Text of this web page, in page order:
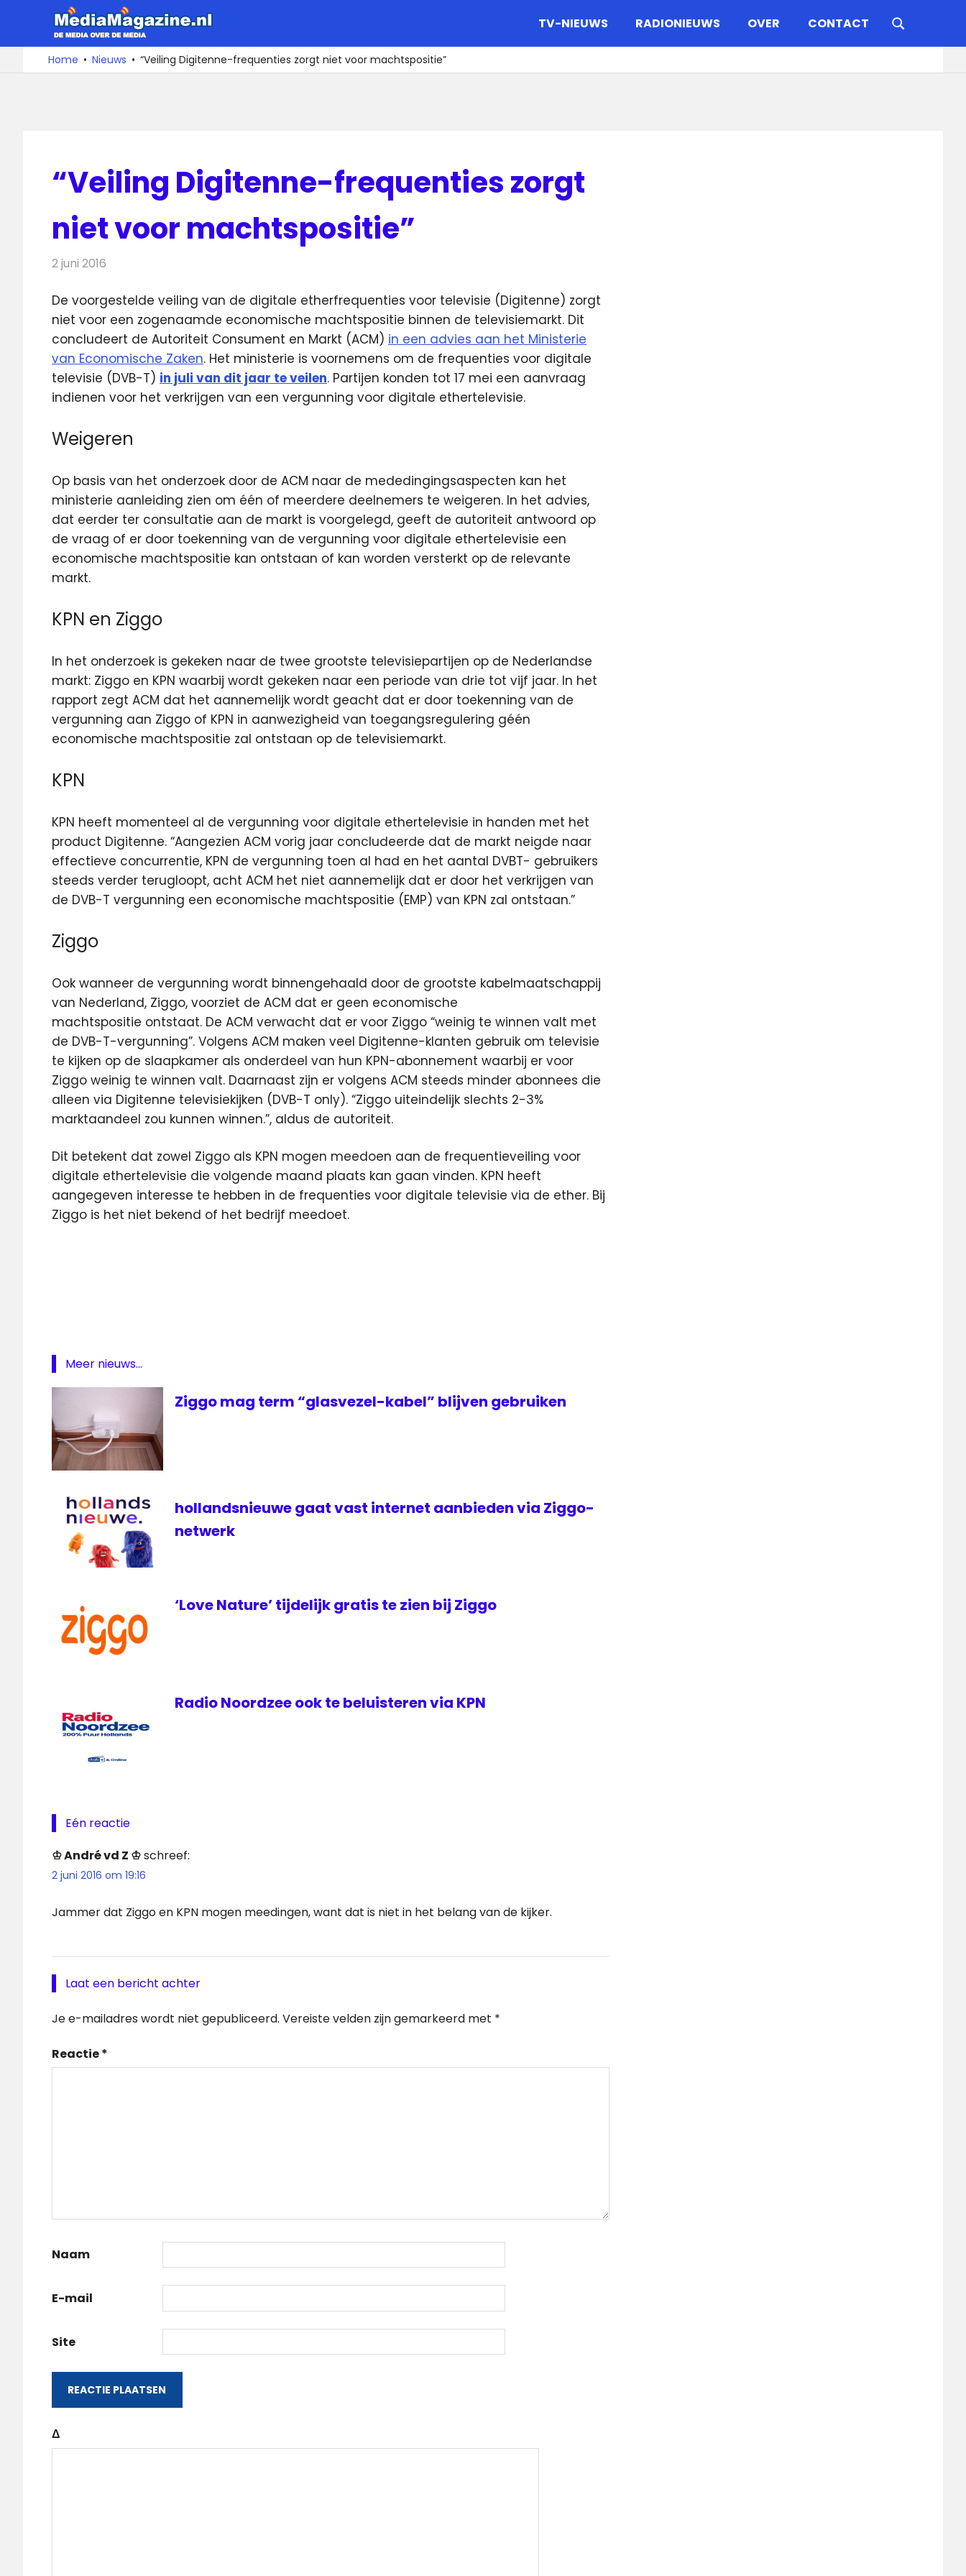
de
De
media
over
TV-NIEUWS RADIONIEUWS OVER CONTACT
Home Nieuws “Veiling Digitenne-frequenties zorgt niet voor machtspositie”
“Veiling Digitenne-frequenties zorgt
niet voor machtspositie”
2 juni 2016
De voorgestelde veiling van de digitale etherfrequenties voor televisie (Digitenne) zorgt
niet voor een zogenaamde economische machtspositie binnen de televisiemarkt. Dit
concludeert de Autoriteit Consument en Markt (ACM) in een advies aan het Ministerie
van Economische Zaken. Het ministerie is voornemens om de frequenties voor digitale
televisie (DVB-T) in juli van dit jaar te veilen. Partijen konden tot 17 mei een aanvraag
indienen voor het verkrijgen van een vergunning voor digitale ethertelevisie.
Weigeren
Op basis van het onderzoek door de ACM naar de mededingingsaspecten kan het
ministerie aanleiding zien om één of meerdere deelnemers te weigeren. In het advies,
dat eerder ter consultatie aan de markt is voorgelegd, geeft de autoriteit antwoord op
de vraag of er door toekenning van de vergunning voor digitale ethertelevisie een
economische machtspositie kan ontstaan of kan worden versterkt op de relevante
markt.
KPN en Ziggo
In het onderzoek is gekeken naar de twee grootste televisiepartijen op de Nederlandse
markt: Ziggo en KPN waarbij wordt gekeken naar een periode van drie tot vijf jaar. In het
rapport zegt ACM dat het aannemelijk wordt geacht dat er door toekenning van de
vergunning aan Ziggo of KPN in aanwezigheid van toegangsregulering géén
economische machtspositie zal ontstaan op de televisiemarkt.
KPN
KPN heeft momenteel al de vergunning voor digitale ethertelevisie in handen met het
product Digitenne. “Aangezien ACM vorig jaar concludeerde dat de markt neigde naar
effectieve concurrentie, KPN de vergunning toen al had en het aantal DVBT- gebruikers
steeds verder terugloopt, acht ACM het niet aannemelijk dat er door het verkrijgen van
de DVB-T vergunning een economische machtspositie (EMP) van KPN zal ontstaan.”
Ziggo
Ook wanneer de vergunning wordt binnengehaald door de grootste kabelmaatschappij
van Nederland, Ziggo, voorziet de ACM dat er geen economische
machtspositie ontstaat. De ACM verwacht dat er voor Ziggo “weinig te winnen valt met
de DVB-T-vergunning”. Volgens ACM maken veel Digitenne-klanten gebruik om televisie
te kijken op de slaapkamer als onderdeel van hun KPN-abonnement waarbij er voor
Ziggo weinig te winnen valt. Daarnaast zijn er volgens ACM steeds minder abonnees die
alleen via Digitenne televisiekijken (DVB-T only). “Ziggo uiteindelijk slechts 2-3%
marktaandeel zou kunnen winnen.”, aldus de autoriteit.
Dit betekent dat zowel Ziggo als KPN mogen meedoen aan de frequentieveiling voor
digitale ethertelevisie die volgende maand plaats kan gaan vinden. KPN heeft
aangegeven interesse te hebben in de frequenties voor digitale televisie via de ether. Bij
Ziggo is het niet bekend of het bedrijf meedoet.
onderzoek
ziggo
Meer nieuws...
Ziggo mag term “glasvezel-kabel” blijven gebruiken
hollandsnieuwe gaat vast internet aanbieden via Ziggo-
netwerk
‘Love Nature’ tijdelijk gratis te zien bij Ziggo
Radio Noordzee ook te beluisteren via KPN
Eén reactie
♔ André vd Z ♔schreef:
2 juni 2016 om 19:16
Jammer dat Ziggo en KPN mogen meedingen, want dat is niet in het belang van de kijker.
Laat een bericht achter
Je e-mailadres wordt niet gepubliceerd. Vereiste velden zijn gemarkeerd met *
Reactie*
Naam
E-mail
Site
Δ